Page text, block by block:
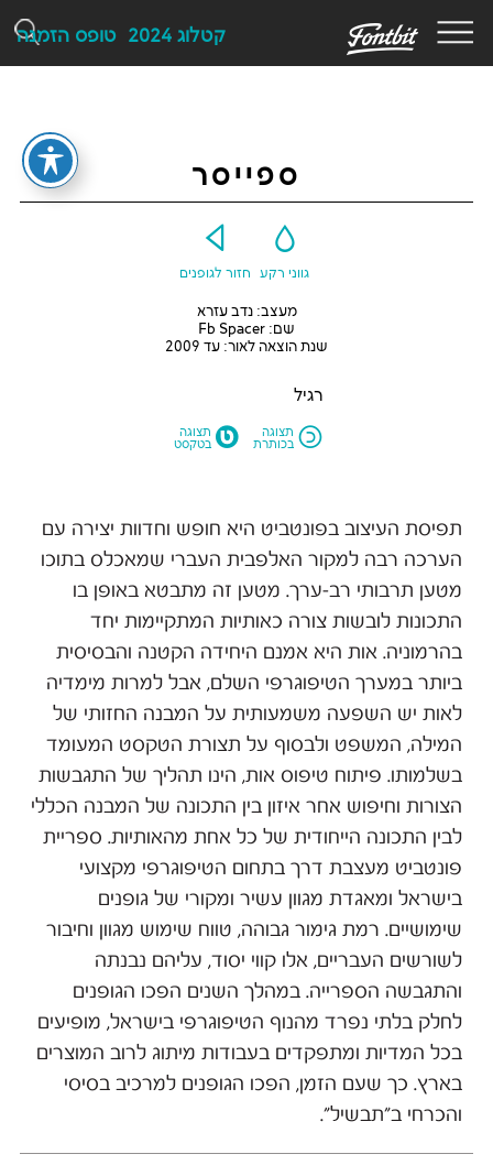
F קטלוג 2024 טופס הזמנה
ספייסר
Y
חזור לגופנים
G
גווני רקע
מעצב: נדב עזרא
שם: Fb Spacer
שנת הוצאה לאור: עד 2009
רגיל
N תצוגה
בכותרת
M תצוגה
בטקסט
והכרחי ב״תבשיל״.